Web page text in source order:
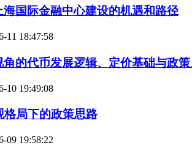
国际金融中心建设的机遇和路径
11 18:47:58
的代币发展逻辑、定价基础与政
10 19:49:08
格局下的政策思路
09 19:58:22